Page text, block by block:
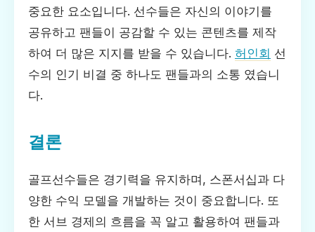
중요한 요소입니다. 선수들은 자신의 이야기를
공유하고 팬들이 공감할 수 있는 콘텐츠를 제작
하여 더 많은 지지를 받을 수 있습니다. 허인회 선
수의 인기 비결 중 하나도 팬들과의 소통 였습니
다.
결론
골프선수들은 경기력을 유지하며, 스폰서십과 다
양한 수익 모델을 개발하는 것이 중요합니다. 또
한 서브 경제의 흐름을 꼭 알고 활용하여 팬들과